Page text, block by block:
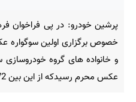
پرشین خودرو: در پی فراخوان
و خانواده های گروه خودروسازی
عکس محرم رسیدکه از این بین 72 اثر به بخش پایانی راه یافت.